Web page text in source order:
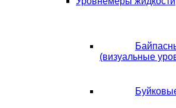
(визуальные